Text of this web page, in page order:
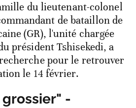
du lieutenant-colonel
de bataillon de
(GR), l'unité chargée
président Tshisekedi, a
pour le retrouver
le 14 février.
-